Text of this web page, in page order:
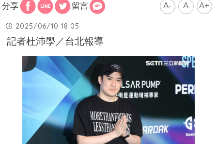
分享 留言 A- A A+
2025/06/10 18:05
記者杜沛學／台北報導